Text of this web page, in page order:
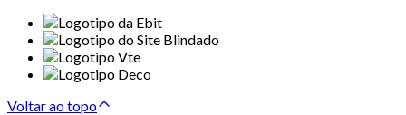
Voltar ao topo